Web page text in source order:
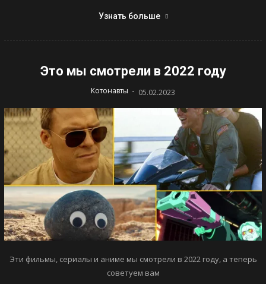
Узнать больше
Это мы смотрели в 2022 году
Котонавты - 05.02.2023
Эти фильмы, сериалы и аниме мы смотрели в 2022 году, а теперь
советуем вам